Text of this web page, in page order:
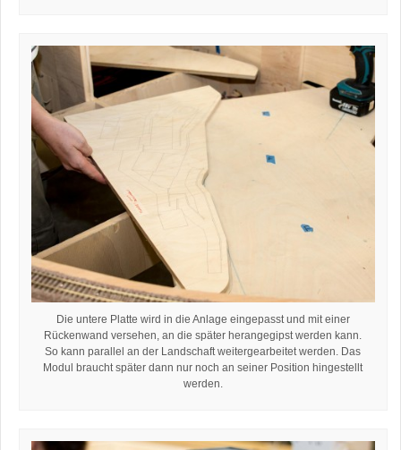
Die untere Platte wird in die Anlage eingepasst und mit einer
Rückenwand versehen, an die später herangegipst werden kann.
So kann parallel an der Landschaft weitergearbeitet werden. Das
Modul braucht später dann nur noch an seiner Position hingestellt
werden.